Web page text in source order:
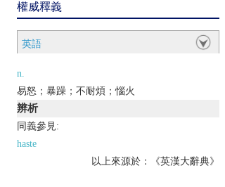
權威釋義
英語
n.
易怒；暴躁；不耐煩；惱火
辨析
同義參見:
haste
以上來源於：《英漢大辭典》